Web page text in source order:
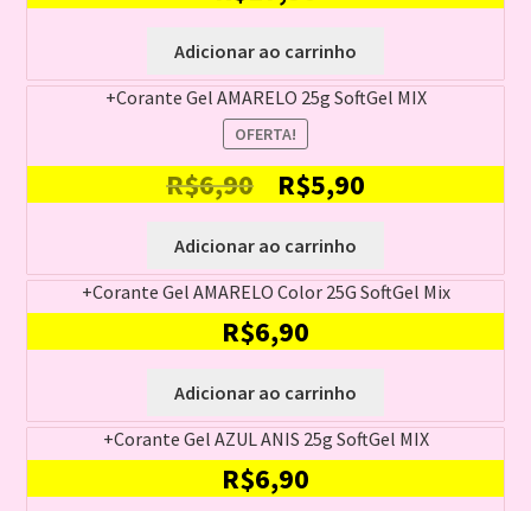
Adicionar ao carrinho
+Corante Gel AMARELO 25g SoftGel MIX
OFERTA!
R$6,90
original
era:
R$6,90.
R$5,90O
é:
Adicionar ao carrinho
+Corante Gel AMARELO Color 25G SoftGel Mix
R$6,90
Adicionar ao carrinho
+Corante Gel AZUL ANIS 25g SoftGel MIX
R$6,90